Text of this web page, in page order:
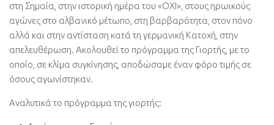
στη Σημαία, στην ιστορική ημέρα του «ΟΧΙ», στους ηρωικούς
αγώνες στο αλβανικό μέτωπο, στη βαρβαρότητα, στον πόνο
αλλά και στην αντίσταση κατά τη γερμανική Κατοχή, στην
απελευθέρωση. Ακολουθεί το πρόγραμμα της Γιορτής, με το
οποίο, σε κλίμα συγκίνησης, αποδώσαμε έναν φόρο τιμής σε
όσους αγωνίστηκαν.
Αναλυτικά το πρόγραμμα της γιορτής: